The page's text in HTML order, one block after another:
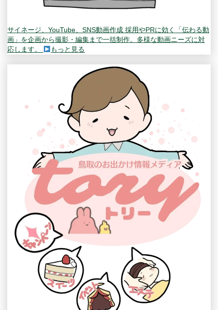
サイネージ、YouTube、SNS動画作成 採用やPRに効く「伝わる動
画」を企画から撮影・編集まで一括制作。多様な動画ニーズに対
応します。
もっと見る